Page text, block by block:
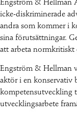
Engström & Hellman
icke-diskriminerade
andra som kommer i
sina förutsättningar.
att arbeta normkritiskt
Engström & Hellman
aktör i en konservativ
kompetensutveckling
utvecklingsarbete